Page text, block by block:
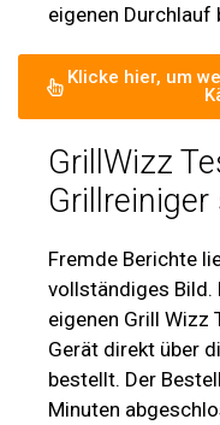
eigenen Durchlauf
Klicke hier, um
GrillWizz
Fremde Berichte
vollständiges Bild.
eigenen Grill Wizz
Gerät direkt über
bestellt. Der
Minuten